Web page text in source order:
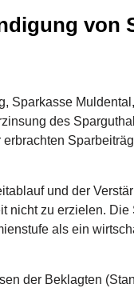
von
Sparkasse
des
und der
nicht zu erzielen.
als ein
der Beklagten